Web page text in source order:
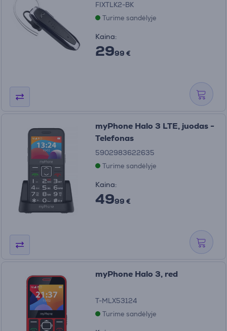
FIXTLK2-BK
Turime sandėlyje
Kaina:
2999 €
myPhone Halo 3 LTE, juodas -
Telefonas
5902983622635
Turime sandėlyje
Kaina:
4999 €
myPhone Halo 3, red
T-MLX53124
Turime sandėlyje